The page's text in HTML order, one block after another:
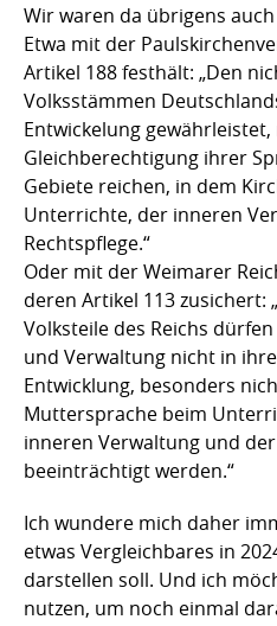
Wir waren da übrigens
Etwa mit der
Artikel 188 festhält: „Den
Volksstämmen
Entwickelung
Gleichberechtigung ihrer
Gebiete reichen, in dem
Unterrichte, der inneren
Rechtspflege.“
Oder mit der Weimarer
deren Artikel 113 zusichert:
Volksteile des Reichs
und Verwaltung nicht in
Entwicklung, besonders
Muttersprache beim
inneren Verwaltung und
beeinträchtigt werden.“
Ich wundere mich daher
etwas Vergleichbares in
darstellen soll. Und ich
nutzen, um noch einmal